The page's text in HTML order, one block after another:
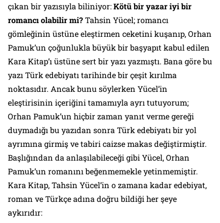
çıkan bir yazısıyla biliniyor:Kötü bir yazar iyi bir
romancı olabilir mi?Tahsin Yücel; romancı
gömleğinin üstüne eleştirmen ceketini kuşanıp, Orhan
Pamuk’un çoğunlukla büyük bir başyapıt kabul edilen
Kara Kitap’ı üstüne sert bir yazı yazmıştı. Bana göre bu
yazı Türk edebiyatı tarihinde bir çeşit kırılma
noktasıdır. Ancak bunu söylerken Yücel’in
eleştirisinin içeriğini tamamıyla ayrı tutuyorum;
Orhan Pamuk’un hiçbir zaman yanıt verme gereği
duymadığı bu yazıdan sonra Türk edebiyatı bir yol
ayrımına girmiş ve tabiri caizse makas değiştirmiştir.
Başlığından da anlaşılabileceği gibi Yücel, Orhan
Pamuk’un romanını beğenmemekle yetinmemiştir.
Kara Kitap, Tahsin Yücel’in o zamana kadar edebiyat,
roman ve Türkçe adına doğru bildiği her şeye
aykırıdır: